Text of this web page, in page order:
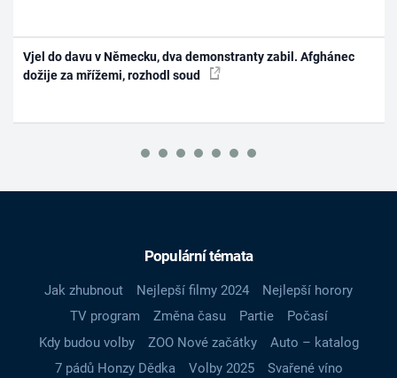
Vjel do davu v Německu, dva demonstranty zabil. Afghánec
dožije za mřížemi, rozhodl soud
Populární témata
Jak zhubnout Nejlepší filmy 2024
Nejlepší horory
TV program
Změna času Partie
Počasí
Kdy budou volby
ZOO Nové začátky
Auto – katalog
7 pádů Honzy Dědka
Volby 2025
Svařené víno